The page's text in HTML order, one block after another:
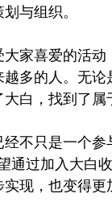
与组织。
家喜爱的活
多的人。无
白，找到了属
不只是一个参
通过加入大白
现，也变得更